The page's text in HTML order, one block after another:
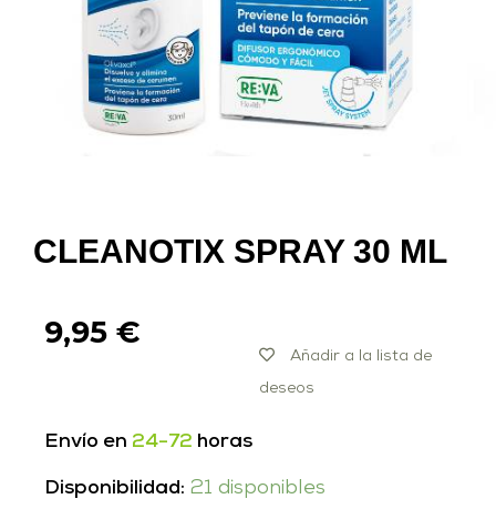
CLEANOTIX SPRAY 30 ML
9,95 €
Añadir a la lista de
deseos
Envío en 24-72 horas
Disponibilidad: 21 disponibles